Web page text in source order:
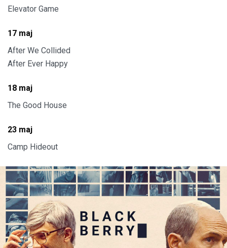
Elevator Game
17 maj
After We Collided
After Ever Happy
18 maj
The Good House
23 maj
Camp Hideout